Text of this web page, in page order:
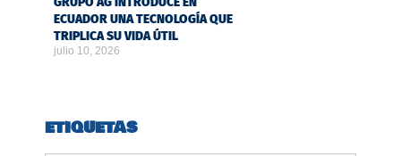
ECUADOR UNA TECNOLOGÍA QUE
TRIPLICA SU VIDA ÚTIL
julio 10, 2026
ETIQUETAS